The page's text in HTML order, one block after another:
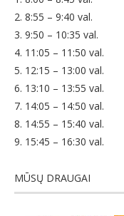
2. 8:55 – 9:40 val.
3. 9:50 – 10:35 val.
4. 11:05 – 11:50 val.
5. 12:15 – 13:00 val.
6. 13:10 – 13:55 val.
7. 14:05 – 14:50 val.
8. 14:55 – 15:40 val.
9. 15:45 – 16:30 val.
MŪSŲ DRAUGAI